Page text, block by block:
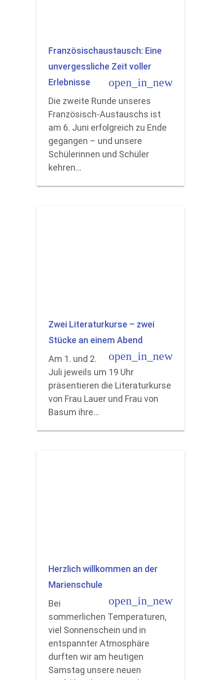
Französischaustausch: Eine
unvergessliche Zeit voller
Erlebnisse
open_in_new
Die zweite Runde unseres
Französisch-Austauschs ist
am 6. Juni erfolgreich zu Ende
gegangen – und unsere
Schülerinnen und Schüler
kehren…
Zwei Literaturkurse – zwei
Stücke an einem Abend
open_in_new
Am 1. und 2.
Juli jeweils um 19 Uhr
präsentieren die Literaturkurse
von Frau Lauer und Frau von
Basum ihre…
Herzlich willkommen an der
Marienschule
open_in_new
Bei
sommerlichen Temperaturen,
viel Sonnenschein und in
entspannter Atmosphäre
durften wir am heutigen
Samstag unsere neuen